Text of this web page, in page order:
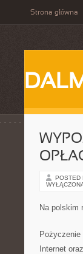
Strona główna
POSTED
Na polskim
Internet